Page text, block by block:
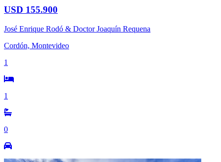
USD 155.900
José Enrique Rodó & Doctor Joaquín Requena
Cordón, Montevideo
1
1
0